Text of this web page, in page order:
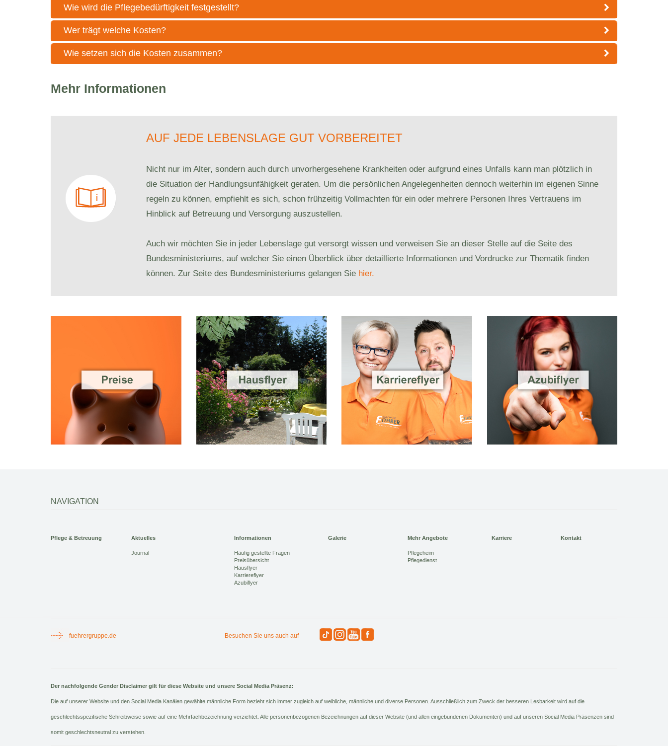
Wie wird die Pflegebedürftigkeit festgestellt?
Wer trägt welche Kosten?
Wie setzen sich die Kosten zusammen?
Mehr Informationen
AUF JEDE LEBENSLAGE GUT VORBEREITET
Nicht nur im Alter, sondern auch durch unvorhergesehene Krankheiten oder aufgrund eines Unfalls kann man plötzlich in
die Situation der Handlungsunfähigkeit geraten. Um die persönlichen Angelegenheiten dennoch weiterhin im eigenen Sinne
regeln zu können, empfiehlt es sich, schon frühzeitig Vollmachten für ein oder mehrere Personen Ihres Vertrauens im
Hinblick auf Betreuung und Versorgung auszustellen.
Auch wir möchten Sie in jeder Lebenslage gut versorgt wissen und verweisen Sie an dieser Stelle auf die Seite des
Bundesministeriums, auf welcher Sie einen Überblick über detaillierte Informationen und Vordrucke zur Thematik finden
können. Zur Seite des Bundesministeriums gelangen Sie hier.
NAVIGATION
Pflege & Betreuung Aktuelles
Journal
Informationen
Häufig gestellte Fragen
Preisübersicht
Hausflyer
Karriereflyer
Azubiflyer
Galerie Mehr Angebote
Pflegeheim
Pflegedienst
Karriere Kontakt
fuehrergruppe.de Besuchen Sie uns auch auf
Der nachfolgende Gender Disclaimer gilt für diese Website und unsere Social Media Präsenz:
Die auf unserer Website und den Social Media Kanälen gewählte männliche Form bezieht sich immer zugleich auf weibliche, männliche und diverse Personen. Ausschließlich zum Zweck der besseren Lesbarkeit wird auf die
geschlechtsspezifische Schreibweise sowie auf eine Mehrfachbezeichnung verzichtet. Alle personenbezogenen Bezeichnungen auf dieser Website (und allen eingebundenen Dokumenten) und auf unseren Social Media Präsenzen sind
somit geschlechtsneutral zu verstehen.